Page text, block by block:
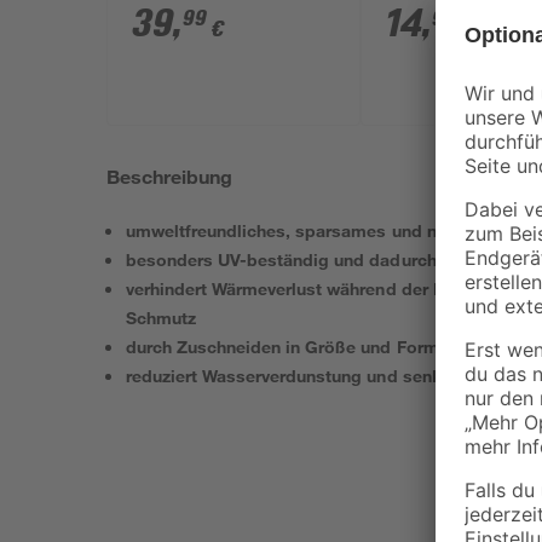
Kartuschenfilteranlage,
4-teilig
39,99 € 14,99 €
Beschreibung
umweltfreundliches, sparsames und nachhaltiges
besonders UV-beständig und dadurch langlebig
verhindert Wärmeverlust während der Nacht und
Schmutz
durch Zuschneiden in Größe und Form veränderbar
reduziert Wasserverdunstung und senkt dadurch